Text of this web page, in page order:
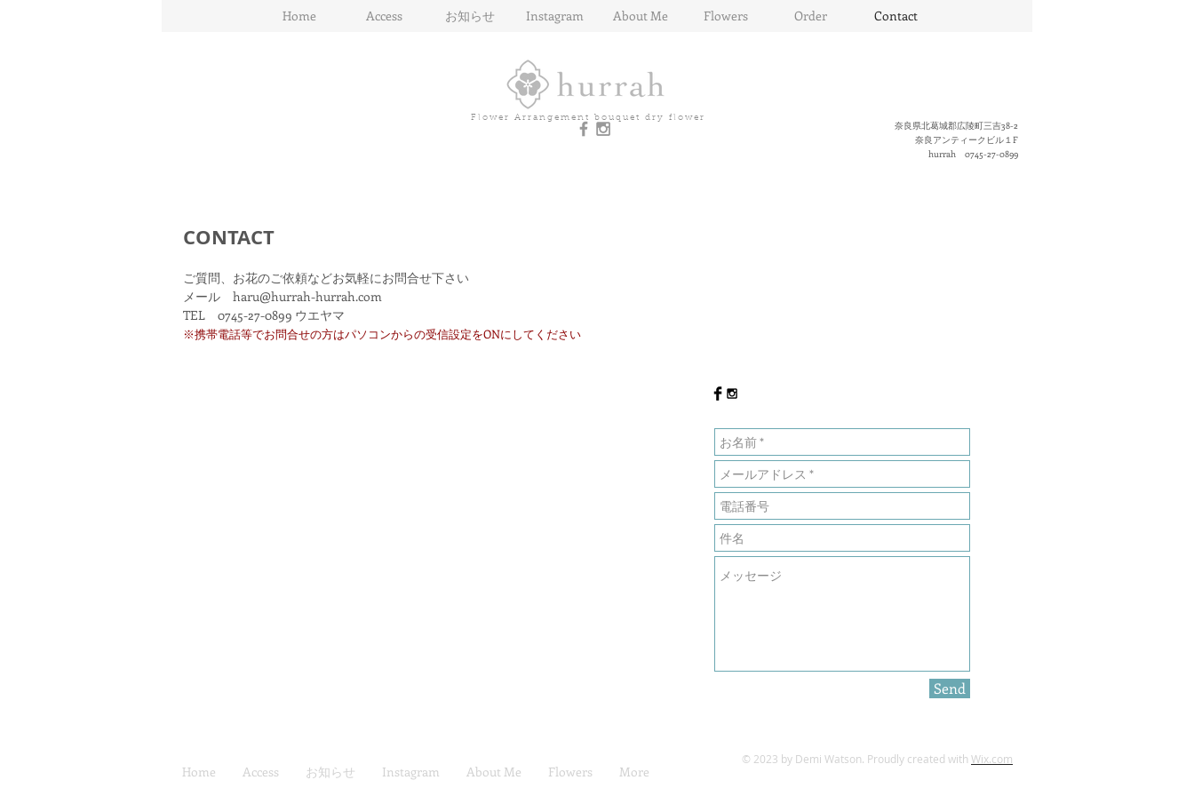
Home Access お知らせ Instagram About Me Flowers Order Contact
Flower Arrangement bouquet dry flower
奈良県北葛城郡広陵町三吉38-2
奈良アンティークビル１F
hurrah 0745-27-0899
CONTACT
ご質問、お花のご依頼などお気軽にお問合せ下さい
メール haru@hurrah-hurrah.com
​TEL 0745-27-0899 ウエヤマ
※携帯電話等でお問合せの方はパソコンからの受信設定をONにしてください
Send
© 2023 by Demi Watson. Proudly created with Wix.com
Home Access お知らせ Instagram About Me Flowers More